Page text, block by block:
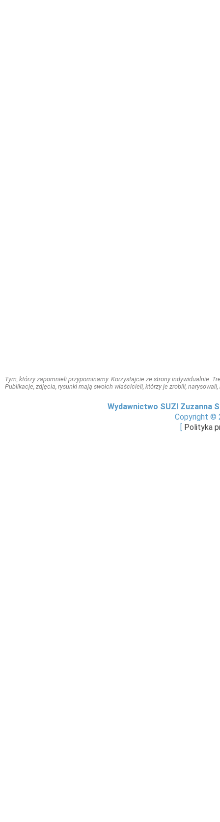
Tym, którzy zapomnieli przypominamy. Korzystajcie ze strony indywidualnie.
Publikacje, zdjęcia, rysunki mają swoich właścicieli, którzy je zrobili,
Wydawnictwo SUZI Zuzanna
Copyright ©
Polityka